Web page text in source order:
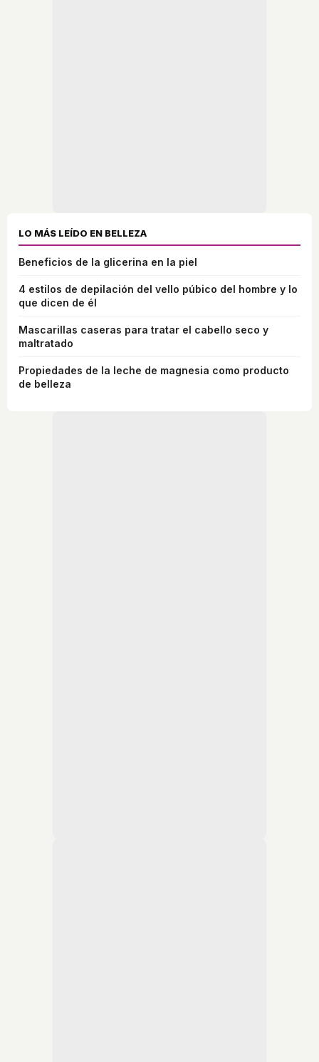
LO MÁS LEÍDO EN BELLEZA
Beneficios de la glicerina en la piel
4 estilos de depilación del vello púbico del hombre y lo
que dicen de él
Mascarillas caseras para tratar el cabello seco y
maltratado
Propiedades de la leche de magnesia como producto
de belleza